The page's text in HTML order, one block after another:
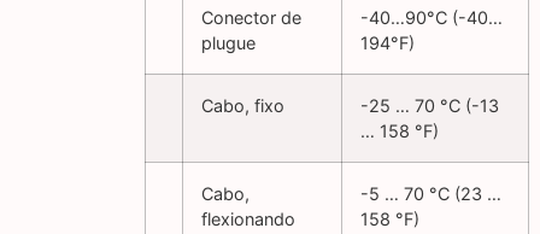
Conector de
plugue
-40…90°C (-40…
194°F)
Cabo, fixo
-25 … 70 °C (-13
… 158 °F)
Cabo,
flexionando
-5 … 70 °C (23 …
158 °F)